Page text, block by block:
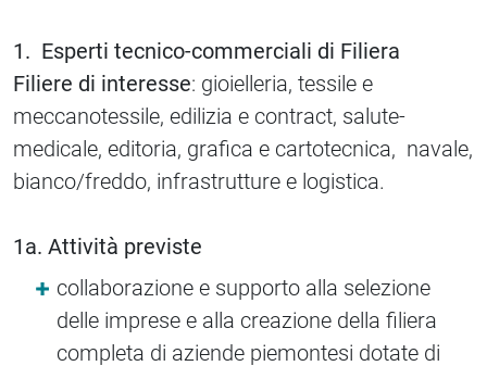
1. Esperti tecnico-commerciali di Filiera
Filiere di interesse: gioielleria, tessile e
meccanotessile, edilizia e contract, salute-
medicale, editoria, grafica e cartotecnica, navale,
bianco/freddo, infrastrutture e logistica.
1a. Attività previste
collaborazione e supporto alla selezione
delle imprese e alla creazione della filiera
completa di aziende piemontesi dotate di